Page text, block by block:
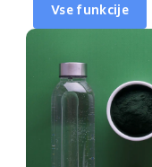
Vse funkcije